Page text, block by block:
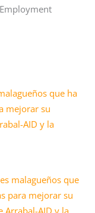
que ha
mejorar su
AID y la